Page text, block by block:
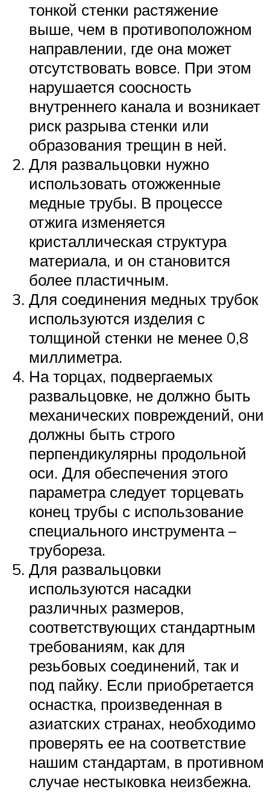
тонкой стенки растяжение
выше, чем в противоположном
направлении, где она может
отсутствовать вовсе. При этом
нарушается соосность
внутреннего канала и возникает
риск разрыва стенки или
образования трещин в ней.
Для развальцовки нужно
использовать отожженные
медные трубы. В процессе
отжига изменяется
кристаллическая структура
материала, и он становится
более пластичным.
Для соединения медных трубок
используются изделия с
толщиной стенки не менее 0,8
миллиметра.
На торцах, подвергаемых
развальцовке, не должно быть
механических повреждений, они
должны быть строго
перпендикулярны продольной
оси. Для обеспечения этого
параметра следует торцевать
конец трубы с использование
специального инструмента –
трубореза.
Для развальцовки
используются насадки
различных размеров,
соответствующих стандартным
требованиям, как для
резьбовых соединений, так и
под пайку. Если приобретается
оснастка, произведенная в
азиатских странах, необходимо
проверять ее на соответствие
нашим стандартам, в противном
случае нестыковка неизбежна.